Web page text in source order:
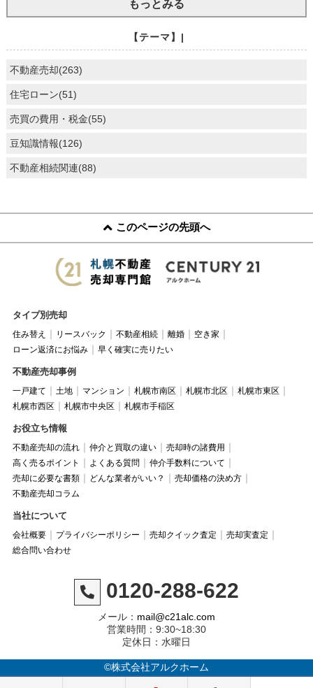
もっとみる
【テーマ】|
不動産売却(263)
住宅ローン(51)
売買の費用・税金(55)
豆知識情報(126)
不動産相続関連(88)
このページの先頭へ
タイプ別売却
住み替え リースバック 不動産相続 離婚
空き家
ローン返済にお悩み
早く確実に売りたい
不動産売却事例
一戸建て 土地 マンション 札幌市南区 札幌市北区
札幌市東区
札幌市西区
札幌市中央区 札幌市手稲区
お役立ち情報
不動産売却の流れ 仲介と買取の違い
売却時の諸費用
高く売るポイント
よくある質問
仲介手数料について
売却に必要な書類
どんな業者がいい？
売却価格の決め方
不動産売却コラム
当社について
会社概要 プライバシーポリシー 売却クイック査定
売却実査定
総合問い合わせ
0120-288-622
メール： mail@c21alc.com
営業時間：9:30~18:30
定休日：水曜日
©株式会社アルクホーム